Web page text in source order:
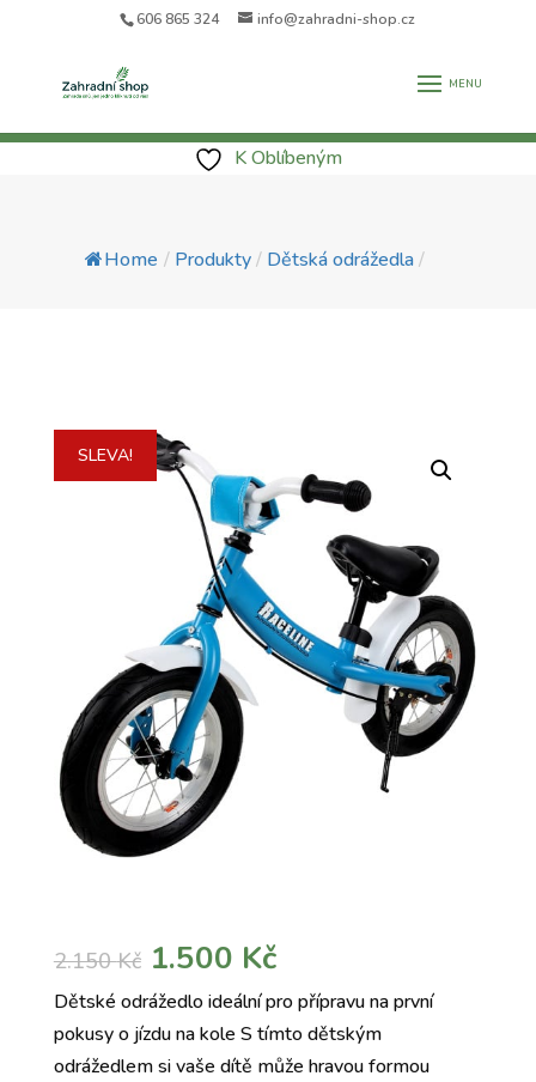
606 865 324 info@zahradni-shop.cz
K Oblíbeným
Home / Produkty/ Dětská odrážedla/
SLEVA!
2.150Kč Původní
cena
byla:
2.150 Kč.
1.500 KčAktuální
cena
je:
1.500 Kč.
Dětské odrážedlo ideální pro přípravu na první
pokusy o jízdu na kole S tímto dětským
odrážedlem si vaše dítě může hravou formou